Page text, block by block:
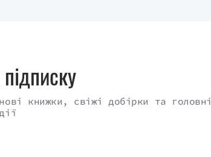
книжки, свіжі добірки та головні